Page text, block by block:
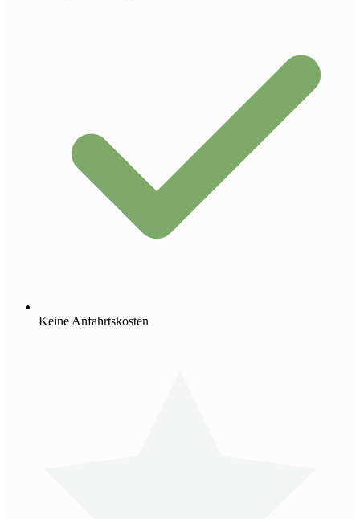
Keine Anfahrtskosten